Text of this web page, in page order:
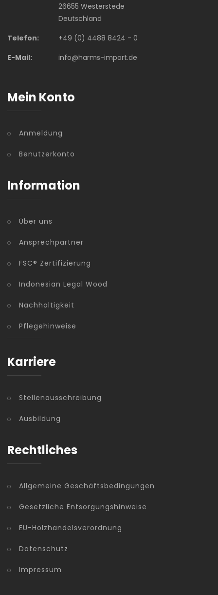
26655 Westerstede
Deutschland
Telefon:
+49 (0) 4488 8424 - 0
E-Mail:
info@harms-import.de
Mein Konto
Anmeldung
Benutzerkonto
Information
Über uns
Ansprechpartner
FSC® Zertifizierung
Indonesian Legal Wood
Nachhaltigkeit
Pflegehinweise
Karriere
Stellenausschreibung
Ausbildung
Rechtliches
Allgemeine Geschäftsbedingungen
Gesetzliche Entsorgungshinweise
EU-Holzhandelsverordnung
Datenschutz
Impressum